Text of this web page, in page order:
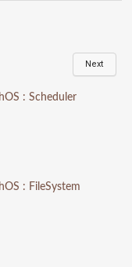
Next
: Scheduler
: FileSystem